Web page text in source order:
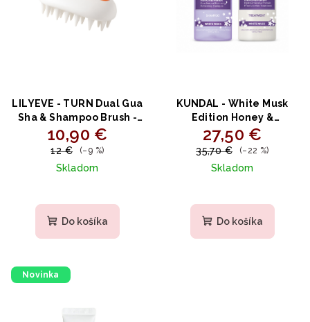
LILYEVE - TURN Dual Gua
Sha & Shampoo Brush -
2v1 masážna kefa na
pokožku hlavy s Gua Sha
10,90 €
12 € (–9 %)
Skladom
Do košíka
KUNDAL - White Musk
Edition Honey &
Macadamia Shampoo +
Treatment - Vyživujúca
vlasová sada s medom,
makadamiou a proteínmi
27,50 €
35,70 € (–22 %)
Skladom
Do košíka
Novinka